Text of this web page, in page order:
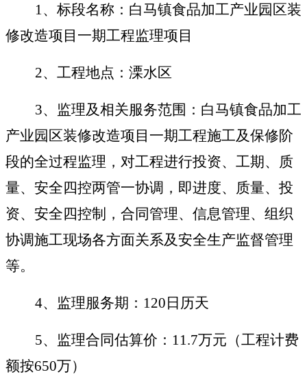
1、标段名称：白马镇食品加工产业园区装
修改造项目一期工程监理项目
2、工程地点：溧水区
3、 监理及相关服务范围 ： 白马镇食品加工
产业园区装修改造项目一期工程施工及保修阶
段的全过程监理，对工程进行投资、工期、质
量、安全四控两管一协调，即进度、质量、投
资、安全四控制，合同管理、信息管理、组织
协调施工现场各方面关系及安全生产监督管理
等。
4、监理服务期： 120 日历天
5、监理合同估算价： 11.7万元（工程计费
额按650万）